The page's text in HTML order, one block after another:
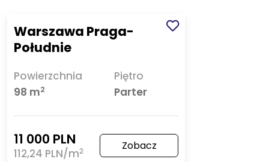
Warszawa Praga-
Południe
Powierzchnia
98 m2
Piętro
Parter
11 000 PLN
112,24 PLN/m2 Zobacz